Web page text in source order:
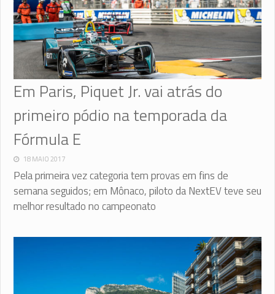
Em Paris, Piquet Jr. vai atrás do
primeiro pódio na temporada da
Fórmula E
18 MAIO 2017
Pela primeira vez categoria tem provas em fins de
semana seguidos; em Mônaco, piloto da NextEV teve seu
melhor resultado no campeonato